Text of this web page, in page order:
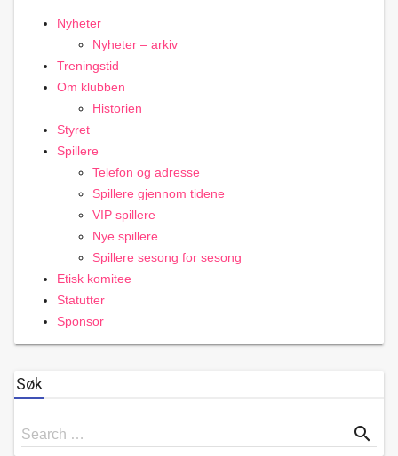
Nyheter
Nyheter – arkiv
Treningstid
Om klubben
Historien
Styret
Spillere
Telefon og adresse
Spillere gjennom tidene
VIP spillere
Nye spillere
Spillere sesong for sesong
Etisk komitee
Statutter
Sponsor
Søk
Search
for
Search … search